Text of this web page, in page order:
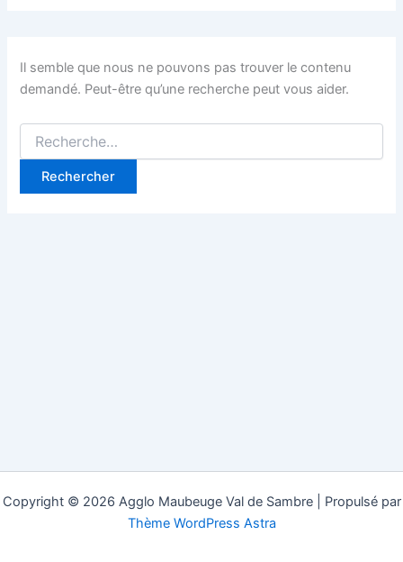
Il semble que nous ne pouvons pas trouver le contenu
demandé. Peut-être qu’une recherche peut vous aider.
Rechercher :
Copyright © 2026 Agglo Maubeuge Val de Sambre | Propulsé par
Thème WordPress Astra